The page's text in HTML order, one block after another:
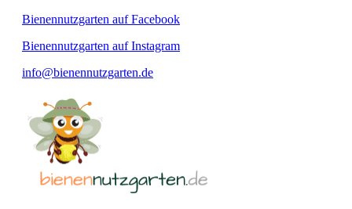
Bienennutzgarten auf Facebook
Bienennutzgarten auf Instagram
info@bienennutzgarten.de